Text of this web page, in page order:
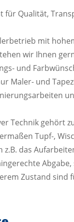
für Qualität,
mit
wir Ihnen
und
Maler- und
Technik gehört
Tupf-,
z.B. das
Abgabe,
Zustand sind